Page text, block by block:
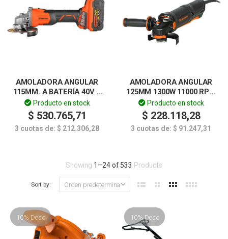
AMOLADORA ANGULAR
115MM. A BATERÍA 40V –
DOWEN PAGIO EXTREME
Producto en stock
$ 530.765,71
3 cuotas de: $ 212.306,28
AMOLADORA ANGULAR
125MM 1300W 11000 RPM
BLACK SERIES LUSQTOFF
Producto en stock
$ 228.118,28
3 cuotas de: $ 91.247,31
Showing 1 –24of 533 Products
Sort by:
10% Desc 10% Desc